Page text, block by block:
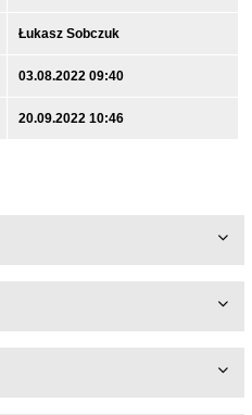
Łukasz Sobczuk
03.08.2022 09:40
20.09.2022 10:46